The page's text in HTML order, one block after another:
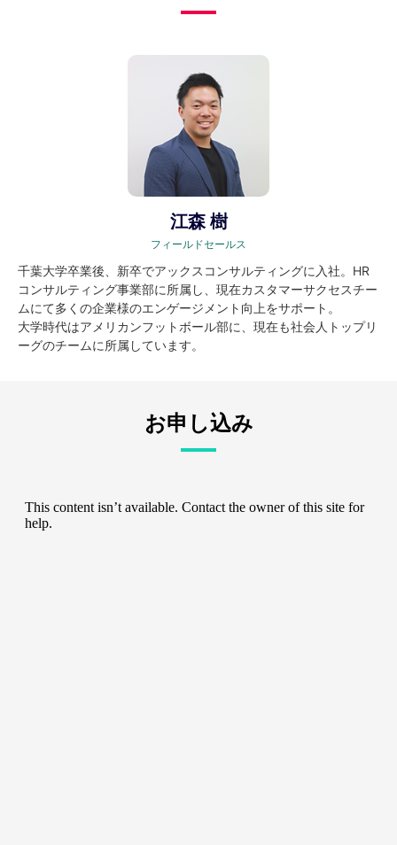
江森 樹
フィールドセールス
千葉大学卒業後、新卒でアックスコンサルティングに入社。HR
コンサルティング事業部に所属し、現在カスタマーサクセスチー
ムにて多くの企業様のエンゲージメント向上をサポート。
大学時代はアメリカンフットボール部に、現在も社会人トップリ
ーグのチームに所属しています。
お申し込み